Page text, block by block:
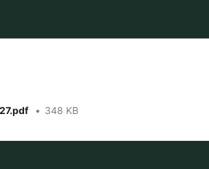
348 KB